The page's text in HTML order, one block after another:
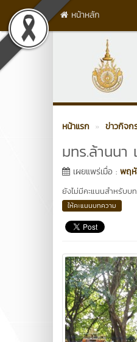
หน้าหลัก
หน้าแรก ข่าวกิจก
มทร.ล้านนา
เผยแพร่เมื่อ : พฤ
ยังไม่มีคะแนนสำหรับบ
ให้คะแนนบทความ